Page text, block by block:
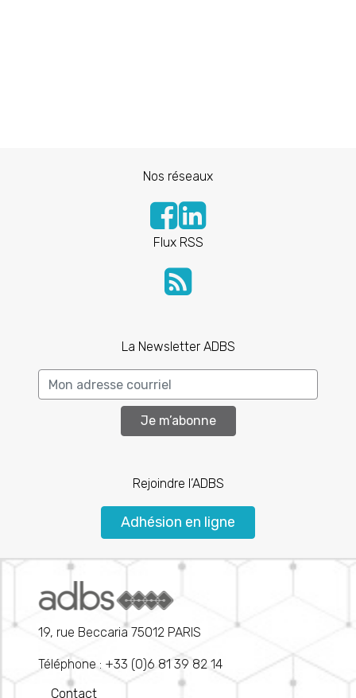
Nos réseaux
Flux RSS
La Newsletter ADBS
Je m’abonne
Rejoindre l’ADBS
Adhésion en ligne
19, rue Beccaria 75012 PARIS
Téléphone : +33 (0)6 81 39 82 14
Contact